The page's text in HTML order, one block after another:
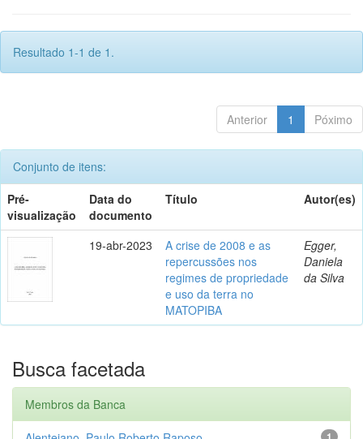
Resultado 1-1 de 1.
Anterior 1 Póximo
Conjunto de itens:
Pré-
visualização
Data do
documento
Título Autor(es)
19-abr-2023
A crise de 2008 e as
repercussões nos
regimes de propriedade
e uso da terra no
MATOPIBA
Egger,
Daniela
da Silva
Busca facetada
Membros da Banca